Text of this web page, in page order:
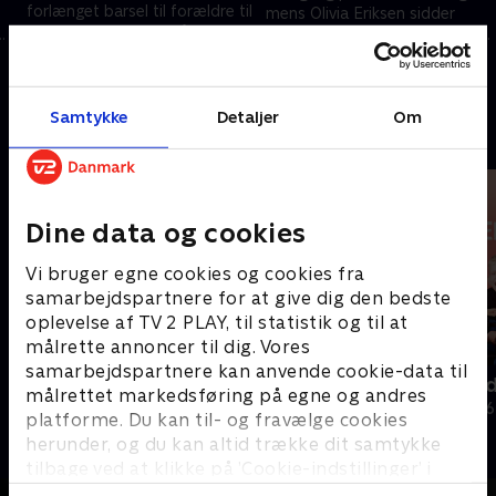
Samtykke Detaljer Om
Dine data og cookies
Vi bruger egne cookies og cookies fra
samarbejdspartnere for at give dig den bedste
oplevelse af TV 2 PLAY, til statistik og til at
målrette annoncer til dig. Vores
samarbejdspartnere kan anvende cookie-data til
målrettet markedsføring på egne og andres
platforme. Du kan til- og fravælge cookies
herunder, og du kan altid trække dit samtykke
tilbage ved at klikke på ’Cookie-indstillinger’ i
forlænget barsel til forældre til
9. marts 2025 • 9 min
mens Olivia Eriksen sidder
på et vigtigt opkald fra SF’s Pia
16. marts 2025 • 9 min
Mit lille liv
Dokumentar • 1 sæsoner
De sjældne
Dokumentar •